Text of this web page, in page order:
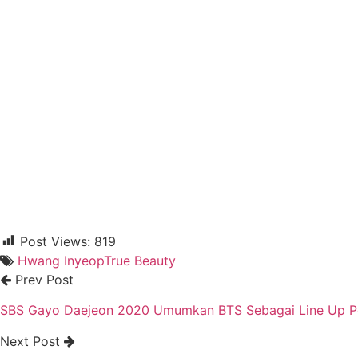
Post Views: 819
Hwang InyeopTrue Beauty
Prev Post
SBS Gayo Daejeon 2020 Umumkan BTS Sebagai Line Up
Next Post